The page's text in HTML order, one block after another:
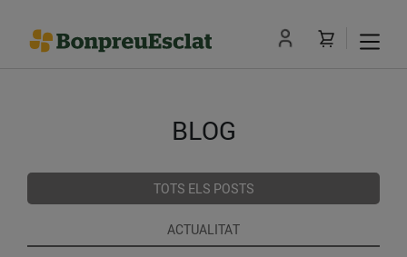
BLOG
TOTS ELS POSTS
ACTUALITAT